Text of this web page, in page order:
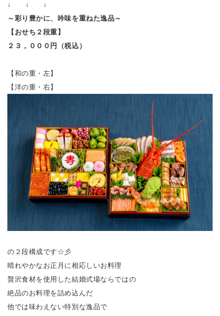
↓ ↓ ↓
～彩り豊かに、吟味を重ねた逸品～
【おせち２段重】
２３，０００円（税込）
【和の重・左】
【洋の重・右】
の２段構成です☆彡
晴れやかなお正月に相応しいお料理
贅沢食材を使用した結婚式場ならではの
絶品のお料理を詰め込んだ
他では味わえない特別な逸品で